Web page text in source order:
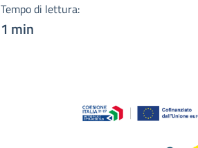
Tempo di lettura:
1 min